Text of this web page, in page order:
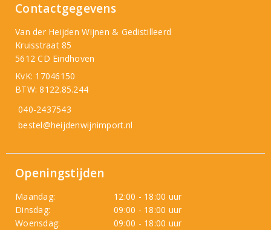
Contactgegevens
Van der Heijden Wijnen & Gedistilleerd
Kruisstraat 85
5612 CD Eindhoven
KvK: 17046150
BTW: 8122.85.244
040-2437543
bestel@heijdenwijnimport.nl
Openingstijden
Maandag:
12:00 - 18:00 uur
Dinsdag:
09:00 - 18:00 uur
Woensdag:
09:00 - 18:00 uur